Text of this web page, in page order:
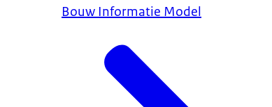
Bouw Informatie Model